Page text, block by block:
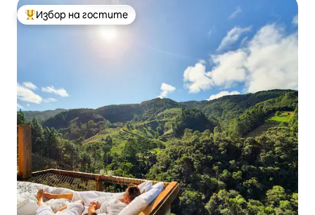
Най-популярен избор на гостите
Избор на гостите